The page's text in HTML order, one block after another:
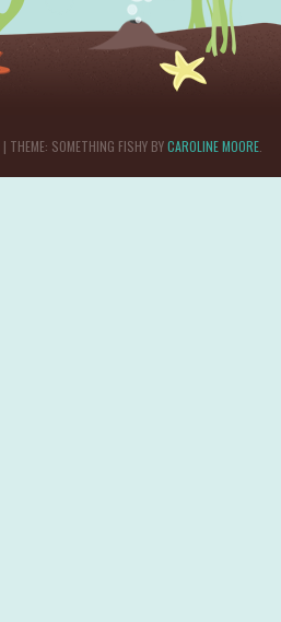
| THEME: SOMETHING FISHY BYCAROLINE MOORE